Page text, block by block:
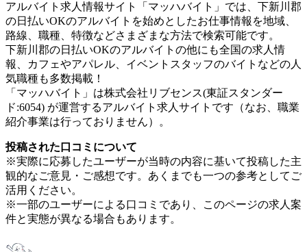
アルバイト求人情報サイト「マッハバイト」では、下新川郡
の日払いOKのアルバイトを始めとしたお仕事情報を地域、
路線、職種、特徴などさまざまな方法で検索可能です。
下新川郡の日払いOKのアルバイトの他にも全国の求人情
報、カフェやアパレル、イベントスタッフのバイトなどの人
気職種も多数掲載！
「マッハバイト」は株式会社リブセンス(東証スタンダー
ド:6054) が運営するアルバイト求人サイトです（なお、職業
紹介事業は行っておりません）。
投稿された口コミについて
※実際に応募したユーザーが当時の内容に基いて投稿した主
観的なご意見・ご感想です。あくまでも一つの参考としてご
活用ください。
※一部のユーザーによる口コミであり、このページの求人案
件と実態が異なる場合もあります。